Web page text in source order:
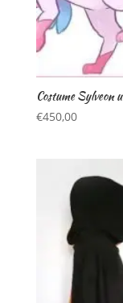
Costume Sylveon
€450,00